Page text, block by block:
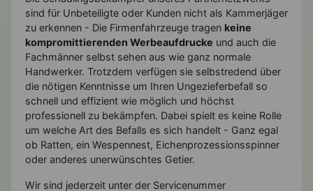
sind für Unbeteiligte oder Kunden nicht als Kammerjäger
zu erkennen - Die Firmenfahrzeuge tragen keine
kompromittierenden Werbeaufdrucke und auch die
Fachmänner selbst sehen aus wie ganz normale
Handwerker. Trotzdem verfügen sie selbstredend über
die nötigen Kenntnisse um Ihren Ungezieferbefall so
schnell und effizient wie möglich und höchst
professionell zu bekämpfen. Dabei spielt es keine Rolle
um welche Art des Befalls es sich handelt - Ganz egal
ob Ratten, ein Wespennest, Eichenprozessionsspinner
oder anderes unerwünschtes Getier.
Wir sind jederzeit unter der Servicenummer